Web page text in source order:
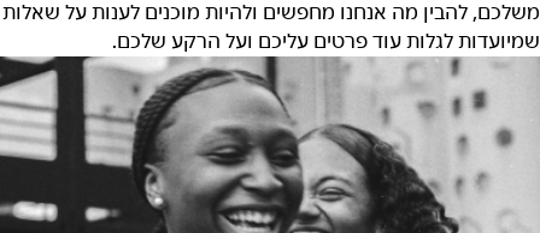
משלכם, להבין מה אנחנו מחפשים ולהיות מוכנים לענות על שאלות
שמיועדות לגלות עוד פרטים עליכם ועל הרקע שלכם.